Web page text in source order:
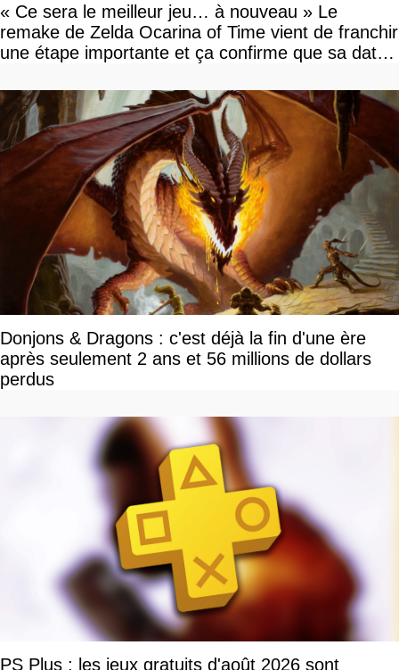
« Ce sera le meilleur jeu… à nouveau » Le
remake de Zelda Ocarina of Time vient de franchir
une étape importante et ça confirme que sa date
Donjons & Dragons : c'est déjà la fin d'une ère
après seulement 2 ans et 56 millions de dollars
perdus
PS Plus : les jeux gratuits d'août 2026 sont